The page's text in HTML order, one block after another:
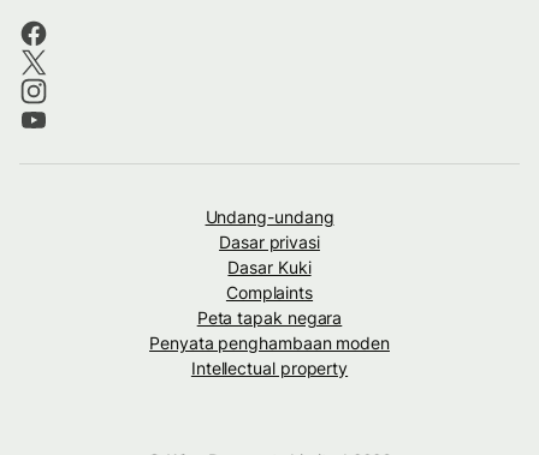
Undang-undang
Dasar privasi
Dasar Kuki
Complaints
Peta tapak negara
Penyata penghambaan moden
Intellectual property